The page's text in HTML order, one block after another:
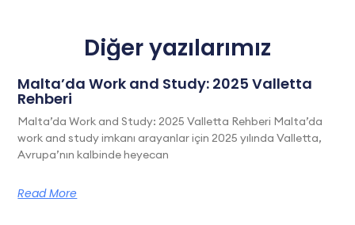
Diğer yazılarımız
Malta’da Work and Study: 2025 Valletta
Rehberi
Malta’da Work and Study: 2025 Valletta Rehberi Malta’da
work and study imkanı arayanlar için 2025 yılında Valletta,
Avrupa’nın kalbinde heyecan
Read More